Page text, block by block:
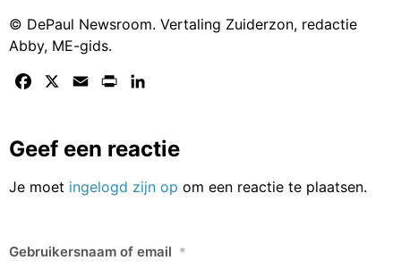
© DePaul Newsroom. Vertaling Zuiderzon, redactie
Abby, ME-gids.
Facebook Email Print
Geef een reactie
Je moet ingelogd zijn op om een reactie te plaatsen.
Gebruikersnaam of email *